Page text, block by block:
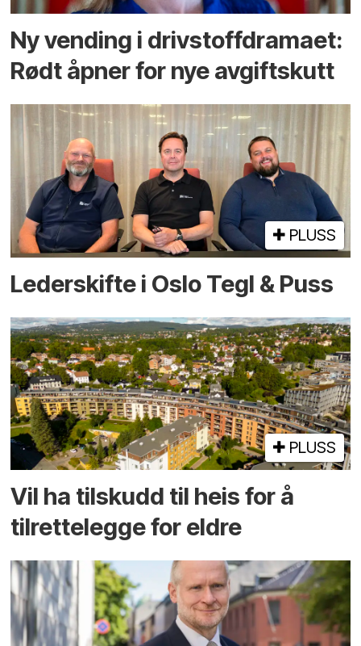
Ny vending i drivstoffdramaet:
Rødt åpner for nye avgiftskutt
PLUSS
Lederskifte i Oslo Tegl & Puss
PLUSS
Vil ha tilskudd til heis for å
tilrettelegge for eldre